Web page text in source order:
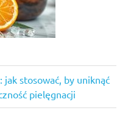
jak stosować, by uniknąć
pielęgnacji